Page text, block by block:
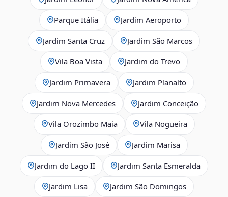
Parque Itália Jardim Aeroporto
Jardim Santa Cruz Jardim São Marcos
Vila Boa Vista Jardim do Trevo
Jardim Primavera Jardim Planalto
Jardim Nova Mercedes Jardim Conceição
Vila Orozimbo Maia Vila Nogueira
Jardim São José Jardim Marisa
Jardim do Lago II Jardim Santa Esmeralda
Jardim Lisa Jardim São Domingos